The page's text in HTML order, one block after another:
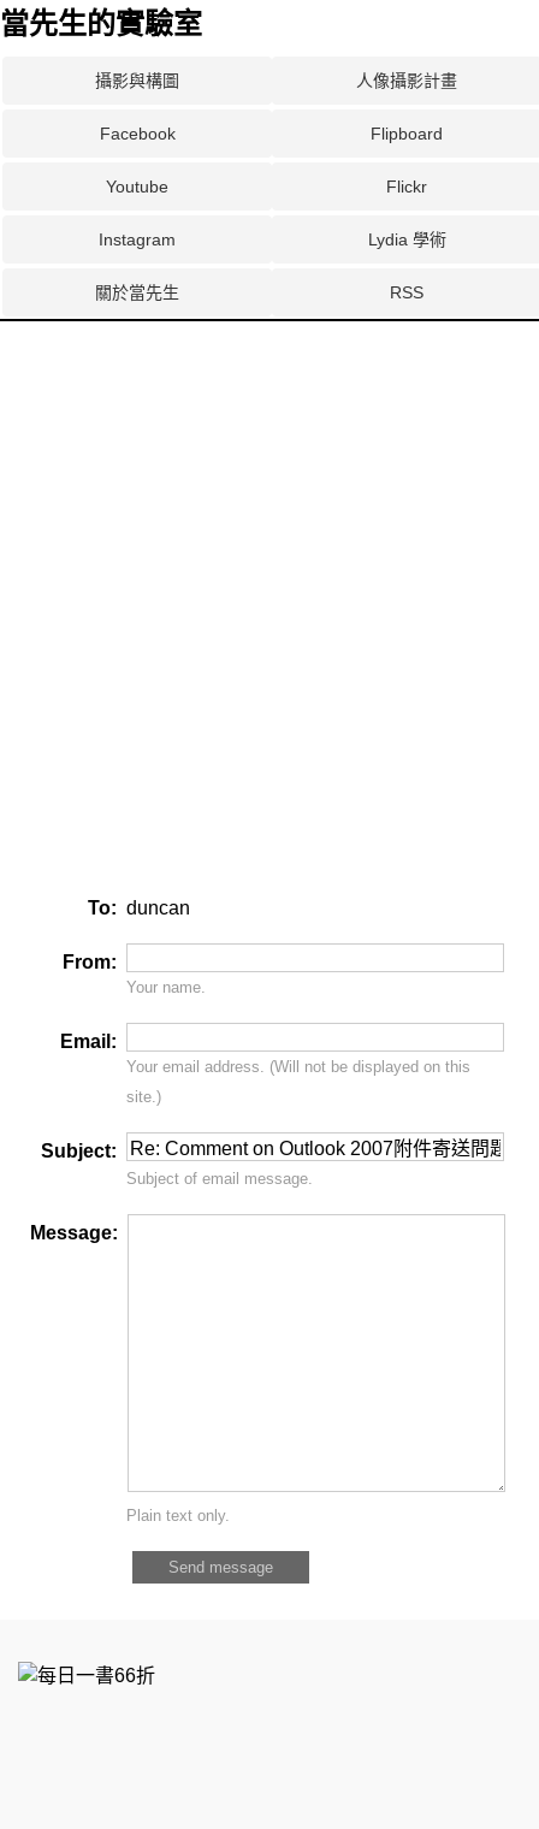
當先生的實驗室
攝影與構圖 人像攝影計畫
Facebook Flipboard
Youtube Flickr
Instagram Lydia 學術
關於當先生 RSS
To: duncan
From:
Your name.
Email:
Your email address. (Will notbe displayed on this
site.)
Subject:
Subject of email message.
Message:
Plain text only.